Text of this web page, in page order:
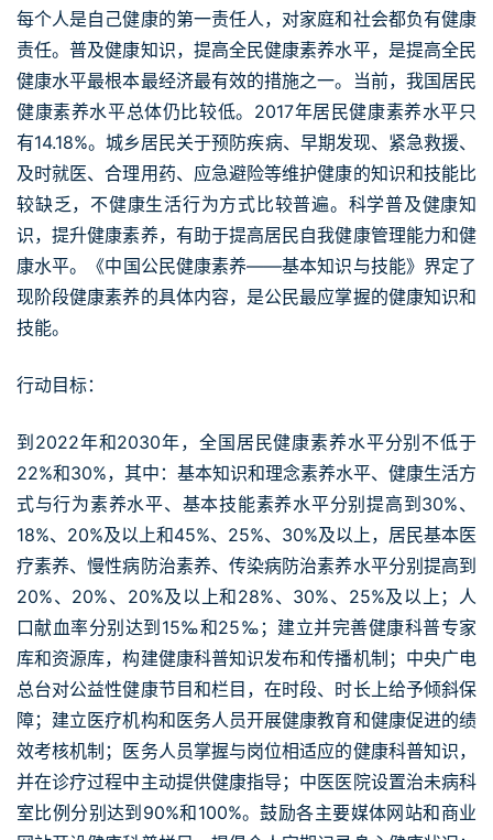
每个人是自己健康的第一责任人，对家庭和社会都负有健康
责任。普及健康知识，提高全民健康素养水平，是提高全民
健康水平最根本最经济最有效的措施之一。当前，我国居民
健康素养水平总体仍比较低。2017年居民健康素养水平只
有14.18%。城乡居民关于预防疾病、早期发现、紧急救援、
及时就医、合理用药、应急避险等维护健康的知识和技能比
较缺乏，不健康生活行为方式比较普遍。科学普及健康知
识，提升健康素养，有助于提高居民自我健康管理能力和健
康水平。《中国公民健康素养——基本知识与技能》界定了
现阶段健康素养的具体内容，是公民最应掌握的健康知识和
技能。
行动目标：
到2022年和2030年，全国居民健康素养水平分别不低于
22%和30%，其中：基本知识和理念素养水平、健康生活方
式与行为素养水平、基本技能素养水平分别提高到30%、
18%、20%及以上和45%、25%、30%及以上，居民基本医
疗素养、慢性病防治素养、传染病防治素养水平分别提高到
20%、20%、20%及以上和28%、30%、25%及以上；人
口献血率分别达到15‰和25‰；建立并完善健康科普专家
库和资源库，构建健康科普知识发布和传播机制；中央广电
总台对公益性健康节目和栏目，在时段、时长上给予倾斜保
障；建立医疗机构和医务人员开展健康教育和健康促进的绩
效考核机制；医务人员掌握与岗位相适应的健康科普知识，
并在诊疗过程中主动提供健康指导；中医医院设置治未病科
室比例分别达到90%和100%。鼓励各主要媒体网站和商业